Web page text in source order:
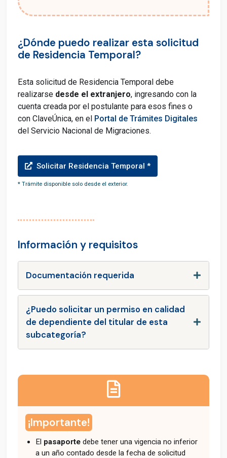
¿Dónde puedo realizar esta solicitud
de Residencia Temporal?
Esta solicitud de Residencia Temporal debe
realizarse desde el extranjero, ingresando con la
cuenta creada por el postulante para esos fines o
con ClaveÚnica, en el Portal de Trámites Digitales
del Servicio Nacional de Migraciones.
Solicitar Residencia Temporal *
* Trámite disponible solo desde el exterior.
Información y requisitos
Documentación requerida
¿Puedo solicitar un permiso en calidad
de dependiente del titular de esta
subcategoría?
¡Importante!
El pasaporte debe tener una vigencia no inferior
a un año contado desde la fecha de solicitud